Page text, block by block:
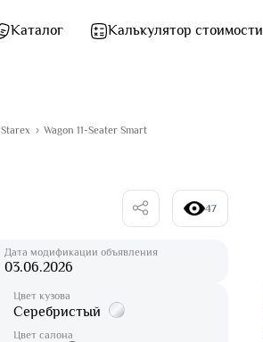
Каталог Калькулятор стоимости
Starex Wagon 11-Seater Smart
47
Дата модификации объявления
03.06.2026
Цвет кузова
Серебристый
Цвет салона